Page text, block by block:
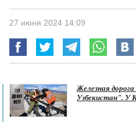
27 июня 2024 14:09
Железная
Узбекистан". У